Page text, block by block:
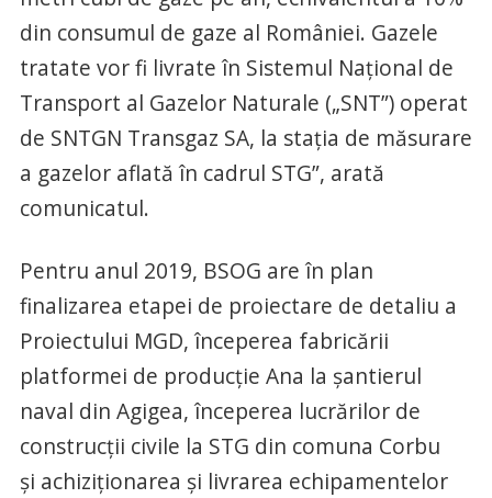
din consumul de gaze al României. Gazele
tratate vor fi livrate în Sistemul Naţional de
Transport al Gazelor Naturale („SNT”) operat
de SNTGN Transgaz SA, la stația de măsurare
a gazelor aflată în cadrul STG”, arată
comunicatul.
Pentru anul 2019, BSOG are în plan
finalizarea etapei de proiectare de detaliu a
Proiectului MGD, începerea fabricării
platformei de producție Ana la șantierul
naval din Agigea, începerea lucrărilor de
construcții civile la STG din comuna Corbu
și achiziționarea și livrarea echipamentelor